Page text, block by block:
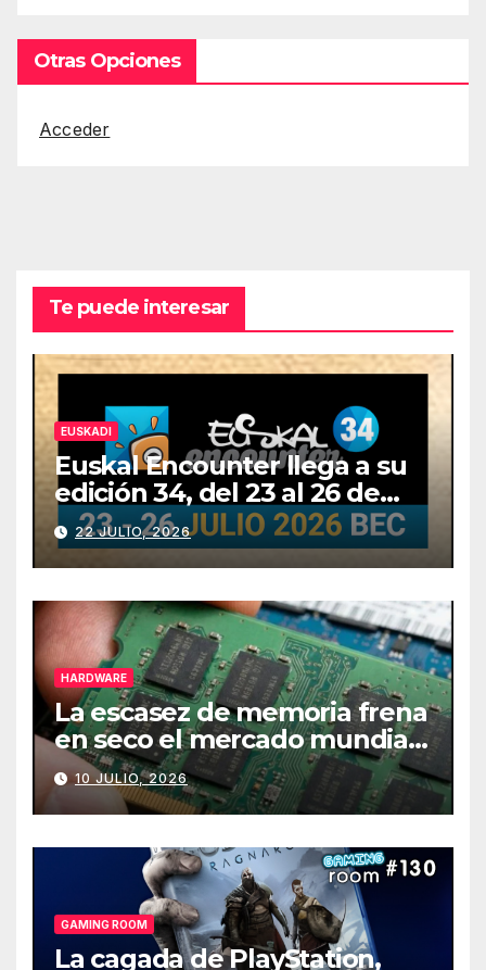
Otras Opciones
Acceder
Te puede interesar
EUSKADI
Euskal Encounter llega a su
edición 34, del 23 al 26 de
julio
22 JULIO, 2026
HARDWARE
La escasez de memoria frena
en seco el mercado mundial
de PCs
10 JULIO, 2026
GAMING ROOM
La cagada de PlayStation,